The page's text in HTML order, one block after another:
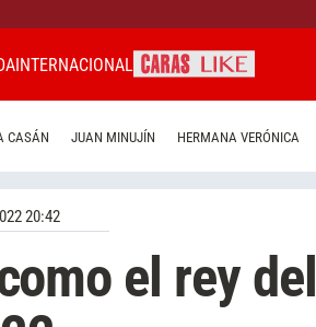
INTERNACIONAL
CASÁN JUAN MINUJÍN HERMANA VERÓNICA
20:42
el rey del